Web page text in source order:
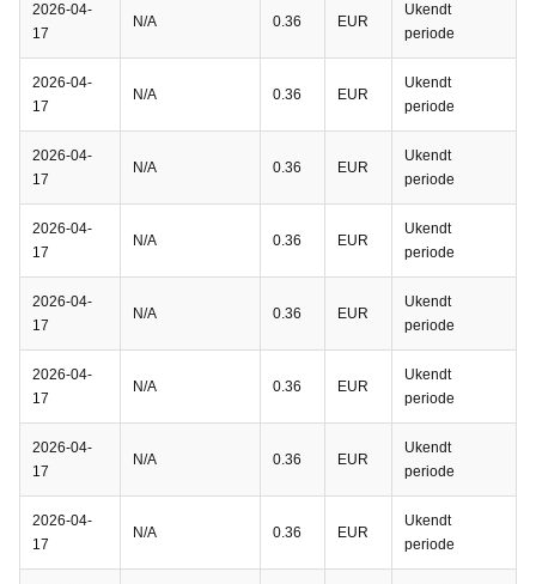
2026-04-
17
N/A 0.36 EUR
Ukendt
periode
2026-04-
17
N/A 0.36 EUR
Ukendt
periode
2026-04-
17
N/A 0.36 EUR
Ukendt
periode
2026-04-
17
N/A 0.36 EUR
Ukendt
periode
2026-04-
17
N/A 0.36 EUR
Ukendt
periode
2026-04-
17
N/A 0.36 EUR
Ukendt
periode
2026-04-
17
N/A 0.36 EUR
Ukendt
periode
2026-04-
17
N/A 0.36 EUR
Ukendt
periode